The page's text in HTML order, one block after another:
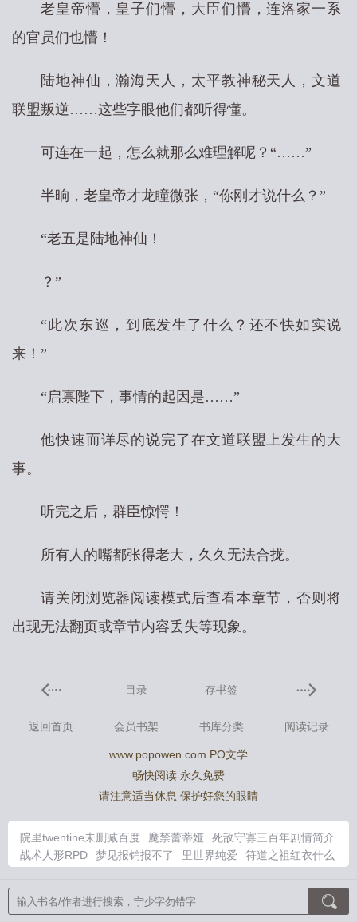
老皇帝懵，皇子们懵，大臣们懵，连洛家一系
的官员们也懵！
陆地神仙，瀚海天人，太平教神秘天人，文道
联盟叛逆……这些字眼他们都听得懂。
可连在一起，怎么就那么难理解呢？“……”
半晌，老皇帝才龙瞳微张，“你刚才说什么？”
“老五是陆地神仙！
？”
“此次东巡，到底发生了什么？还不快如实说
来！”
“启禀陛下，事情的起因是……”
他快速而详尽的说完了在文道联盟上发生的大
事。
听完之后，群臣惊愕！
所有人的嘴都张得老大，久久无法合拢。
请关闭浏览器阅读模式后查看本章节，否则将
出现无法翻页或章节内容丢失等现象。
目录 存书签
返回首页 会员书架 书库分类 阅读记录
www.popowen.com PO文学
畅快阅读 永久免费
请注意适当休息 保护好您的眼睛
院里twentine未删减百度 魔禁蕾蒂娅
死敌守寡三百年剧情简介
战术人形RPD
梦见报销报不了 里世界纯爱
符道之祖红衣什么
趣阁
院里twentine未删减版盘资源
七零军婚娇娇一哭他疯魔了
穿越异能学院但末日女主结局
bking在饭圈最先形容谁
绝对控